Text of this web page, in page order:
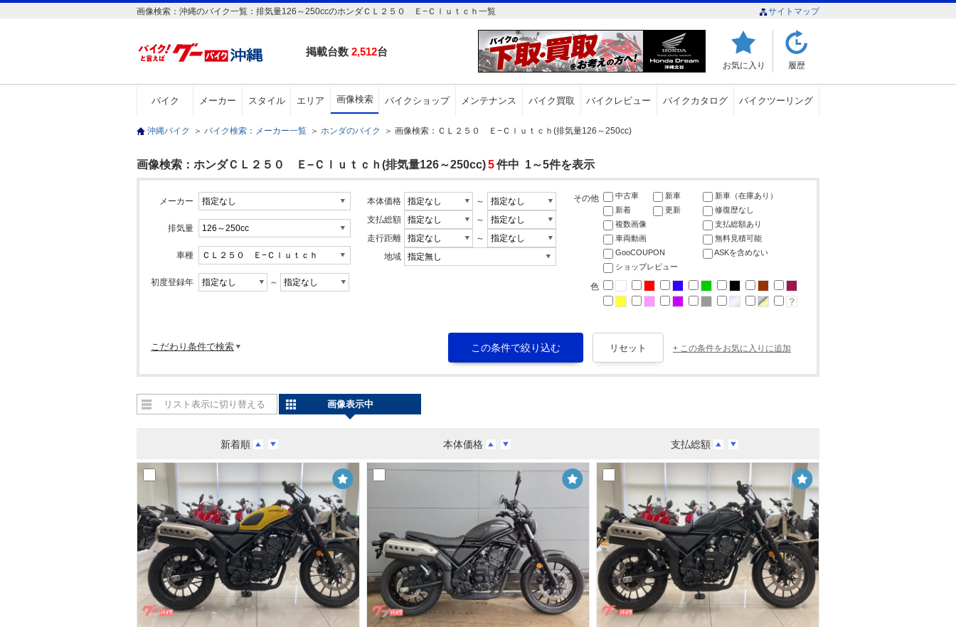
画像検索：沖縄のバイク一覧：排気量126～250ccのホンダＣＬ２５０ Ｅ−Ｃｌｕｔｃｈ一覧 サイトマップ
掲載台数 2,512台
お気に入り 履歴
バイク メーカー スタイル エリア 画像検索 バイクショップ メンテナンス バイク買取 バイクレビュー バイクカタログ バイクツーリング
沖縄バイク ＞ バイク検索：メーカー一覧 ＞ ホンダのバイク ＞ 画像検索：ＣＬ２５０ Ｅ−Ｃｌｕｔｃｈ(排気量126～250cc)
画像検索：ホンダＣＬ２５０ Ｅ−Ｃｌｕｔｃｈ(排気量126～250cc)5件中 1～5件を表示
メーカー
排気量
車種
初度登録年 ～
本体価格
～
支払総額
～
走行距離
～
地域
その他 中古車 新車
新車（在庫あり）
新着
更新
修復歴なし
複数画像
支払総額あり
車両動画
無料見積可能
GooCOUPON
ASKを含めない
ショップレビュー
色
こだわり条件で検索 + この条件をお気に入りに追加
新着順 本体価格 支払総額
リスト表示に切り替える 画像表示中